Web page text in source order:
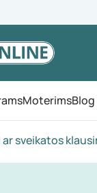
meniu
MoterimsBlog
sveikatos